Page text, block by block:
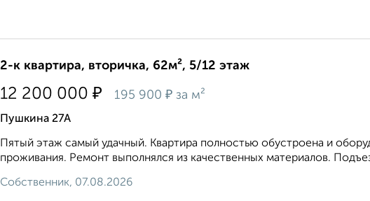
2-к квартира, вторичка, 62м², 5/12 этаж
12 200 000 ₽ 195 900 ₽ за м²
Пушкина 27А
Пятый этаж самый удачный. Квартира полностью обустроена и
проживания. Ремонт выполнялся из качественных материалов.
Собственник, 07.08.2026